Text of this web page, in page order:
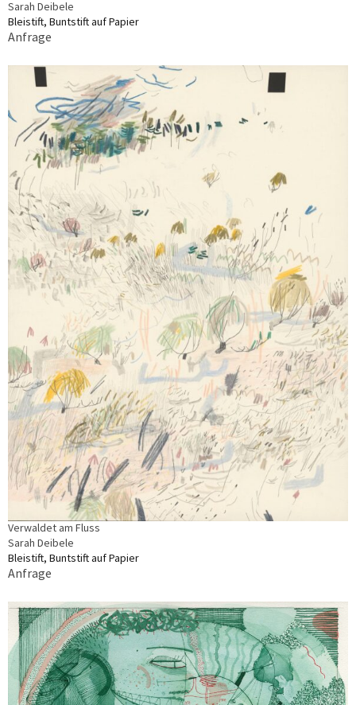
Sarah Deibele
Bleistift, Buntstift auf Papier
Anfrage
Verwaldet am Fluss
Sarah Deibele
Bleistift, Buntstift auf Papier
Anfrage